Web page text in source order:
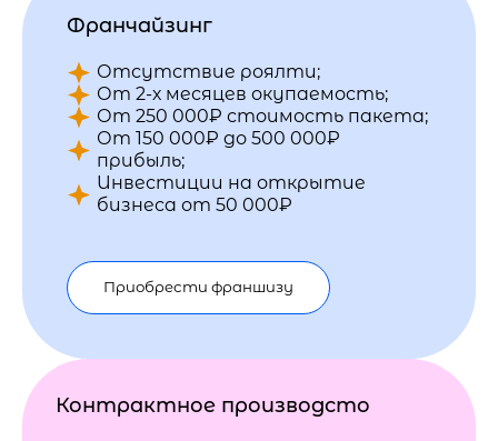
Франчайзинг
Отсутствие роялти;
От 2-х месяцев окупаемость;
От 250 000₽ стоимость пакета;
От 150 000₽ до 500 000₽
прибыль;
Инвестиции на открытие
бизнеса от 50 000₽
Приобрести франшизу
Контрактное производсто